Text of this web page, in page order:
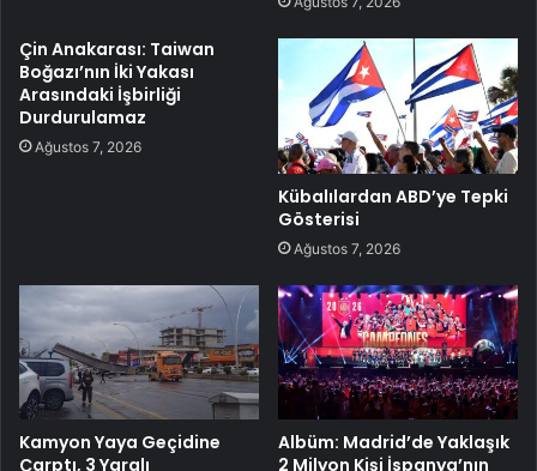
Çin Anakarası: Taiwan
Boğazı’nın İki Yakası
Arasındaki İşbirliği
Durdurulamaz
Ağustos 7, 2026
Kübalılardan ABD’ye Tepki
Gösterisi
Ağustos 7, 2026
Kamyon Yaya Geçidine
Çarptı, 3 Yaralı
Albüm: Madrid’de Yaklaşık
2 Milyon Kişi İspanya’nın